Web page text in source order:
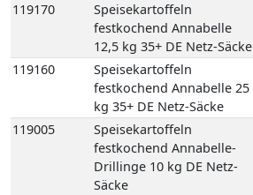
119170
Speisekartoffeln
festkochend Annabelle
12,5 kg 35+ DE Netz-Säcke
119160
Speisekartoffeln
festkochend Annabelle 25
kg 35+ DE Netz-Säcke
119005
Speisekartoffeln
festkochend Annabelle-
Drillinge 10 kg DE Netz-
Säcke